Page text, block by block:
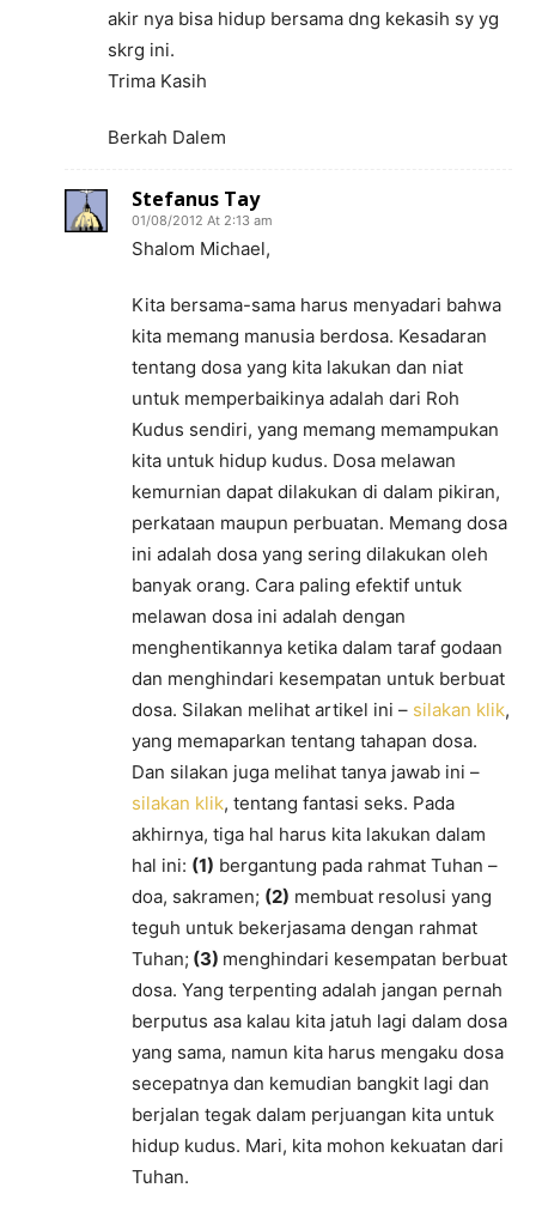
akir nya bisa hidup bersama dng kekasih sy yg
skrg ini.
Trima Kasih
Berkah Dalem
Stefanus Tay
01/08/2012 At 2:13 am
Shalom Michael,
Kita bersama-sama harus menyadari bahwa
kita memang manusia berdosa. Kesadaran
tentang dosa yang kita lakukan dan niat
untuk memperbaikinya adalah dari Roh
Kudus sendiri, yang memang memampukan
kita untuk hidup kudus. Dosa melawan
kemurnian dapat dilakukan di dalam pikiran,
perkataan maupun perbuatan. Memang dosa
ini adalah dosa yang sering dilakukan oleh
banyak orang. Cara paling efektif untuk
melawan dosa ini adalah dengan
menghentikannya ketika dalam taraf godaan
dan menghindari kesempatan untuk berbuat
dosa. Silakan melihat artikel ini – silakan klik,
yang memaparkan tentang tahapan dosa.
Dan silakan juga melihat tanya jawab ini –
silakan klik, tentang fantasi seks. Pada
akhirnya, tiga hal harus kita lakukan dalam
hal ini: (1) bergantung pada rahmat Tuhan –
doa, sakramen; (2) membuat resolusi yang
teguh untuk bekerjasama dengan rahmat
Tuhan; (3) menghindari kesempatan berbuat
dosa. Yang terpenting adalah jangan pernah
berputus asa kalau kita jatuh lagi dalam dosa
yang sama, namun kita harus mengaku dosa
secepatnya dan kemudian bangkit lagi dan
berjalan tegak dalam perjuangan kita untuk
hidup kudus. Mari, kita mohon kekuatan dari
Tuhan.